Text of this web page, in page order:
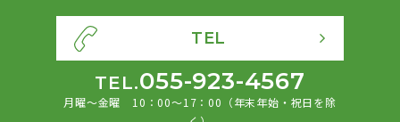
TEL
TEL.055-923-4567
月曜〜金曜 10：00〜17：00 （年末年始・祝日を除